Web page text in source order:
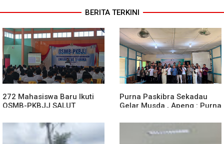
BERITA TERKINI
272 Mahasiswa Baru Ikuti
OSMB-PKBJJ SALUT
Purna Paskibra Sekadau
Gelar Musda , Apeng : Purna
Agen Terdepan Menjaga
Persatuan Dan Kesatuan